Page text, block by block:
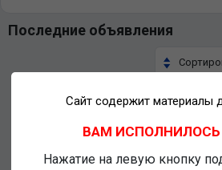
Последние объявления
Сайт содержит материалы
ВАМ ИСПОЛНИЛОСЬ
Нажатие на левую кнопку